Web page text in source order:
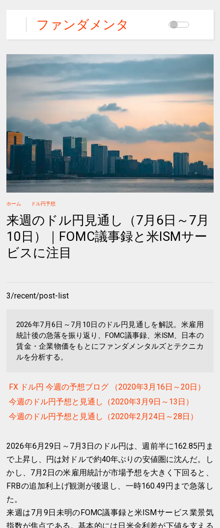
ファンダメンタ
ルズFX
ホーム ドル円予想
来週のドル円見通し（7月6日～7月
10日）｜FOMC議事録と米ISMサー
ビスに注目
3/recent/post-list
2026年7月6日～7月10日のドル円見通しを解説。米雇用
統計後の急落を振り返り、FOMC議事録、米ISM、日本の
賃金・企業物価をもとにファンダメンタルズとテクニカ
ルを分析する。
FX ドル円 今週の予想ブログ （2020年3月16日～20日）
今週のドル円予想と見通し（2020年3月9日～13日）
今週のドル円予想と見通し（2020年2月24日～28日）
2026年6月29日～7月3日のドル円は、週前半に162.85円ま
で上昇し、円は対ドルで約40年ぶりの安値圏に沈んだ。し
かし、7月2日の米雇用統計が市場予想を大きく下回ると、
FRBの追加利上げ観測が後退し、一時160.49円まで急落し
た。
来週は7月9日未明のFOMC議事録と米ISMサービス業景気
指数が焦点である。基本的には日米金利差が下値を支える